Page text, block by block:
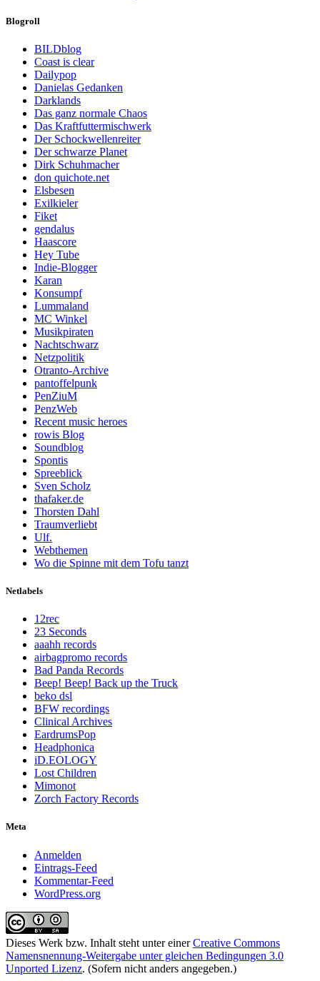
Blogroll
BILDblog
Coast is clear
Dailypop
Danielas Gedanken
Darklands
Das ganz normale Chaos
Das Kraftfuttermischwerk
Der Schockwellenreiter
Der schwarze Planet
Dirk Schuhmacher
don quichote.net
Elsbesen
Exilkieler
Fiket
gendalus
Haascore
Hey Tube
Indie-Blogger
Karan
Konsumpf
Lummaland
MC Winkel
Musikpiraten
Nachtschwarz
Netzpolitik
Otranto-Archive
pantoffelpunk
PenZiuM
PenzWeb
Recent music heroes
rowis Blog
Soundblog
Spontis
Spreeblick
Sven Scholz
thafaker.de
Thorsten Dahl
Traumverliebt
Ulf.
Webthemen
Wo die Spinne mit dem Tofu tanzt
Netlabels
12rec
23 Seconds
aaahh records
airbagpromo records
Bad Panda Records
Beep! Beep! Back up the Truck
beko dsl
BFW recordings
Clinical Archives
EardrumsPop
Headphonica
iD.EOLOGY
Lost Children
Mimonot
Zorch Factory Records
Meta
Anmelden
Eintrags-Feed
Kommentar-Feed
WordPress.org
Dieses Werk bzw. Inhalt steht unter einerCreative Commons
Namensnennung-Weitergabe unter gleichen Bedingungen 3.0
Unported Lizenz. (Sofern nicht anders angegeben.)